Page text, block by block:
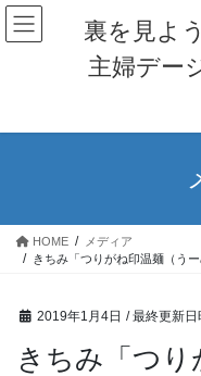
裏を見よ
主婦デー
HOME
メディア
きちみ「つりがね印温麺（う
2019年1月4日 / 最終更新日
きちみ「つ